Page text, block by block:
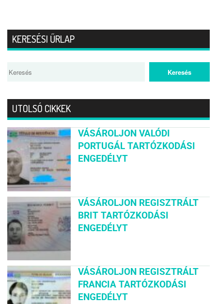
KERESÉSI ŰRLAP
UTOLSÓ CIKKEK
VÁSÁROLJON VALÓDI
PORTUGÁL TARTÓZKODÁSI
ENGEDÉLYT
VÁSÁROLJON REGISZTRÁLT
BRIT TARTÓZKODÁSI
ENGEDÉLYT
VÁSÁROLJON REGISZTRÁLT
FRANCIA TARTÓZKODÁSI
ENGEDÉLYT